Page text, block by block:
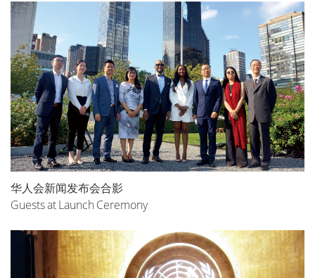
华人会新闻发布会合影
Guests at Launch Ceremony